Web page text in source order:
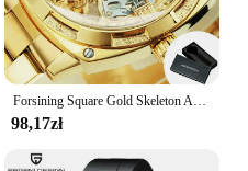
98,17zł